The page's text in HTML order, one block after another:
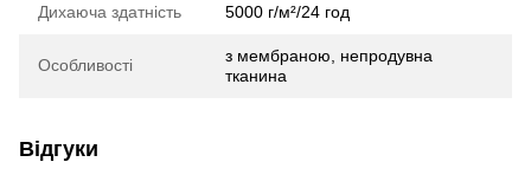
Дихаюча здатність 5000 г/м²/24 год
Особливості
з мембраною, непродувна
тканина
Відгуки